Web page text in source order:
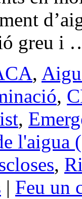
greu
,
,
,
l'aigua
,
| Feu un